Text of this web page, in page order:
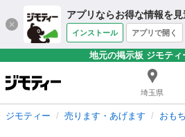
アプリならお得な情報を見
インストール アプリで開く
地元の掲示板 ジモティ
埼玉県
ジモティー 売ります・あげます おも